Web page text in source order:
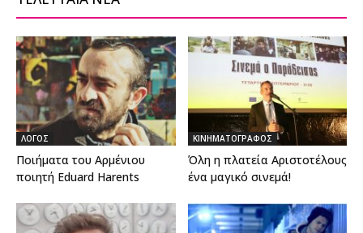
ΛΟΓΟΣ
Ποιήματα του Αρμένιου
ποιητή Eduard Harents
ΚΙΝΗΜΑΤΟΓΡΑΦΟΣ
Όλη η πλατεία Αριστοτέλους
ένα μαγικό σινεμά!